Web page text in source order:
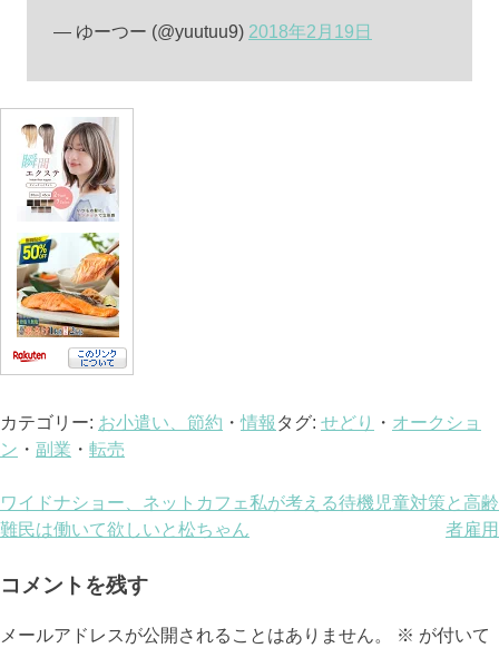
— ゆーつー (@yuutuu9) 2018年2月19日
カテゴリー: お小遣い、節約 ・情報 タグ: せどり ・ オークショ
ン ・ 副業 ・ 転売
投
ナ
ビ
ワイドナショー、ネットカフェ
難民は働いて欲しいと松ちゃん
私が考える待機児童対策と高齢
者雇用
コメントを残す
メールアドレスが公開されることはありません。 ※ が付いて